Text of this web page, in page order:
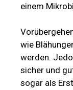
einem
wie
werden.
sicher und
sogar als